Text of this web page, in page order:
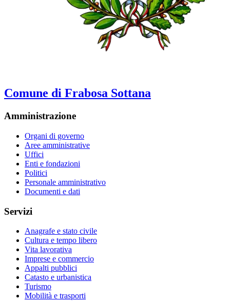
Comune di Frabosa Sottana
Amministrazione
Organi di governo
Aree amministrative
Uffici
Enti e fondazioni
Politici
Personale amministrativo
Documenti e dati
Servizi
Anagrafe e stato civile
Cultura e tempo libero
Vita lavorativa
Imprese e commercio
Appalti pubblici
Catasto e urbanistica
Turismo
Mobilità e trasporti